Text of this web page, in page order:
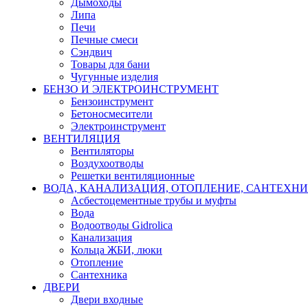
Дымоходы
Липа
Печи
Печные смеси
Сэндвич
Товары для бани
Чугунные изделия
БЕНЗО И ЭЛЕКТРОИНСТРУМЕНТ
Бензоинструмент
Бетоносмесители
Электроинструмент
ВЕНТИЛЯЦИЯ
Вентиляторы
Воздухоотводы
Решетки вентиляционные
ВОДА, КАНАЛИЗАЦИЯ, ОТОПЛЕНИЕ,
Асбестоцементные трубы и муфты
Вода
Водоотводы Gidrolica
Канализация
Кольца ЖБИ, люки
Отопление
Сантехника
ДВЕРИ
Двери входные